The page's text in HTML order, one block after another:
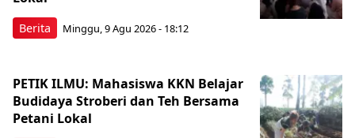
Berita Minggu, 9 Agu 2026 - 18:12
PETIK ILMU: Mahasiswa KKN Belajar
Budidaya Stroberi dan Teh Bersama
Petani Lokal